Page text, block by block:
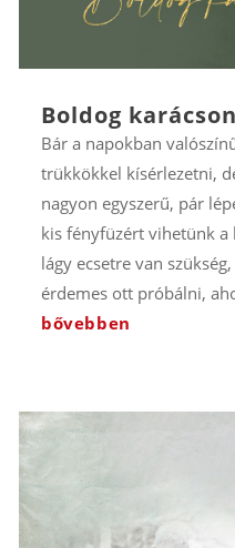
Boldog
Bár a napokban
trükkökkel kísérlezetni,
nagyon egyszerű, pár
kis fényfüzért vihetünk a
lágy ecsetre van
érdemes ott próbálni,
bővebben